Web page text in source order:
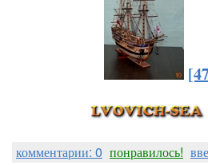
комментарии: 0 понравилось!